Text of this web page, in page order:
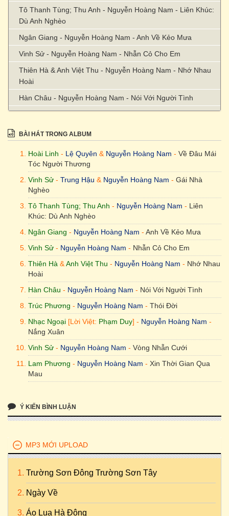
Tô Thanh Tùng; Thu Anh - Nguyễn Hoàng Nam - Liên Khúc:
Dù Anh Nghèo
Ngân Giang - Nguyễn Hoàng Nam - Anh Về Kẻo Mưa
Vinh Sử - Nguyễn Hoàng Nam - Nhẫn Cỏ Cho Em
Thiên Hà & Anh Việt Thu - Nguyễn Hoàng Nam - Nhớ Nhau
Hoài
Hàn Châu - Nguyễn Hoàng Nam - Nói Với Người Tình
Nhạc Ngoại [Lời Việt: Phạm Duy] - Nguyễn Hoàng Nam -
Nắng Xuân
Vinh Sử - Nguyễn Hoàng Nam - Vòng Nhẫn Cưới
Lam Phương - Nguyễn Hoàng Nam - Xin Thời Gian Qua Mau
BÀI HÁT TRONG ALBUM
Hoài Linh - Lệ Quyên & Nguyễn Hoàng Nam - Về Đâu Mái
Tóc Người Thương
Vinh Sử - Trung Hậu & Nguyễn Hoàng Nam - Gái Nhà
Nghèo
Tô Thanh Tùng; Thu Anh - Nguyễn Hoàng Nam - Liên
Khúc: Dù Anh Nghèo
Ngân Giang - Nguyễn Hoàng Nam - Anh Về Kẻo Mưa
Vinh Sử - Nguyễn Hoàng Nam - Nhẫn Cỏ Cho Em
Thiên Hà &Anh Việt Thu - Nguyễn Hoàng Nam - Nhớ Nhau
Hoài
Hàn Châu - Nguyễn Hoàng Nam - Nói Với Người Tình
Trúc Phương - Nguyễn Hoàng Nam - Thói Đời
Nhạc Ngoại [Lời Việt: Phạm Duy] - Nguyễn Hoàng Nam -
Nắng Xuân
Vinh Sử - Nguyễn Hoàng Nam - Vòng Nhẫn Cưới
Lam Phương - Nguyễn Hoàng Nam - Xin Thời Gian Qua
Mau
Ý KIẾN BÌNH LUẬN
MP3 MỚI UPLOAD
Trường Sơn Đông Trường Sơn Tây
Ngày Về
Áo Lụa Hà Đông